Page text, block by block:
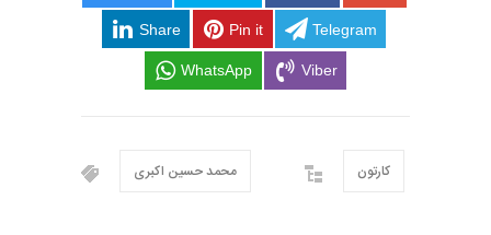
Share Pin it Telegram
WhatsApp Viber
محمد حسین اکبری کارتون